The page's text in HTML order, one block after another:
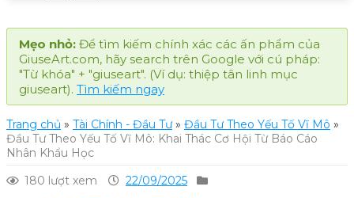
Mẹo nhỏ: Để tìm kiếm chính xác các ấn phẩm của
GiuseArt.com, hãy search trên Google với cú pháp:
"Từ khóa" + "giuseart". (Ví dụ: thiệp tân linh mục
giuseart). Tìm kiếm ngay
Trang chủ » Tài Chính - Đầu Tư» Đầu Tư Theo Yếu Tố Vĩ Mô »
Đầu Tư Theo Yếu Tố Vĩ Mô: Khai Thác Cơ Hội Từ Báo Cáo
Nhân Khẩu Học
180 lượt xem
22/09/2025